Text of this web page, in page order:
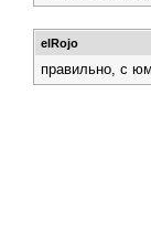
elRojo
правильно, с